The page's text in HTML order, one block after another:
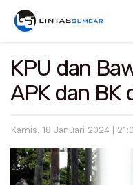
KPU dan
APK dan BK
Kamis, 18 Januari 2024 |